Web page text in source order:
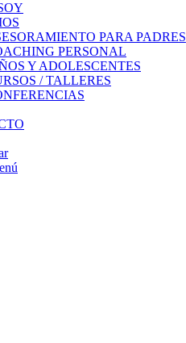
PARA PADRES
PERSONAL
Y ADOLESCENTES
/ TALLERES